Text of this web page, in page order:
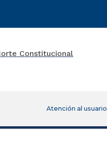
Atención al usuario